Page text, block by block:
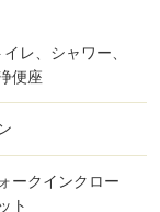
レ、シャワー、
便座
ークインクロー
ト